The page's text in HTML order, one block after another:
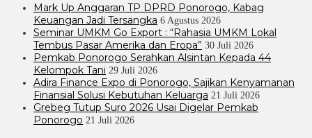
Mark Up Anggaran TP DPRD Ponorogo, Kabag
Keuangan Jadi Tersangka 6 Agustus 2026
Seminar UMKM Go Export : “Rahasia UMKM Lokal
Tembus Pasar Amerika dan Eropa” 30 Juli 2026
Pemkab Ponorogo Serahkan Alsintan Kepada 44
Kelompok Tani 29 Juli 2026
Adira Finance Expo di Ponorogo, Sajikan Kenyamanan
Finansial Solusi Kebutuhan Keluarga 21 Juli 2026
Grebeg Tutup Suro 2026 Usai Digelar Pemkab
Ponorogo 21 Juli 2026